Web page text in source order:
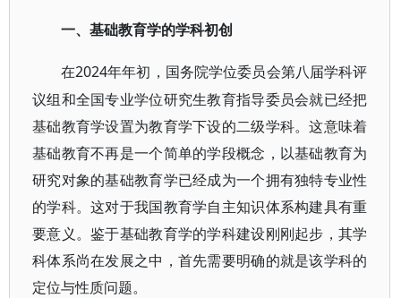
一、基础教育学的学科初创
在2024年年初，国务院学位委员会第八届学科评
议组和全国专业学位研究生教育指导委员会就已经把
基础教育学设置为教育学下设的二级学科。这意味着
基础教育不再是一个简单的学段概念，以基础教育为
研究对象的基础教育学已经成为一个拥有独特专业性
的学科。这对于我国教育学自主知识体系构建具有重
要意义。鉴于基础教育学的学科建设刚刚起步，其学
科体系尚在发展之中，首先需要明确的就是该学科的
定位与性质问题。